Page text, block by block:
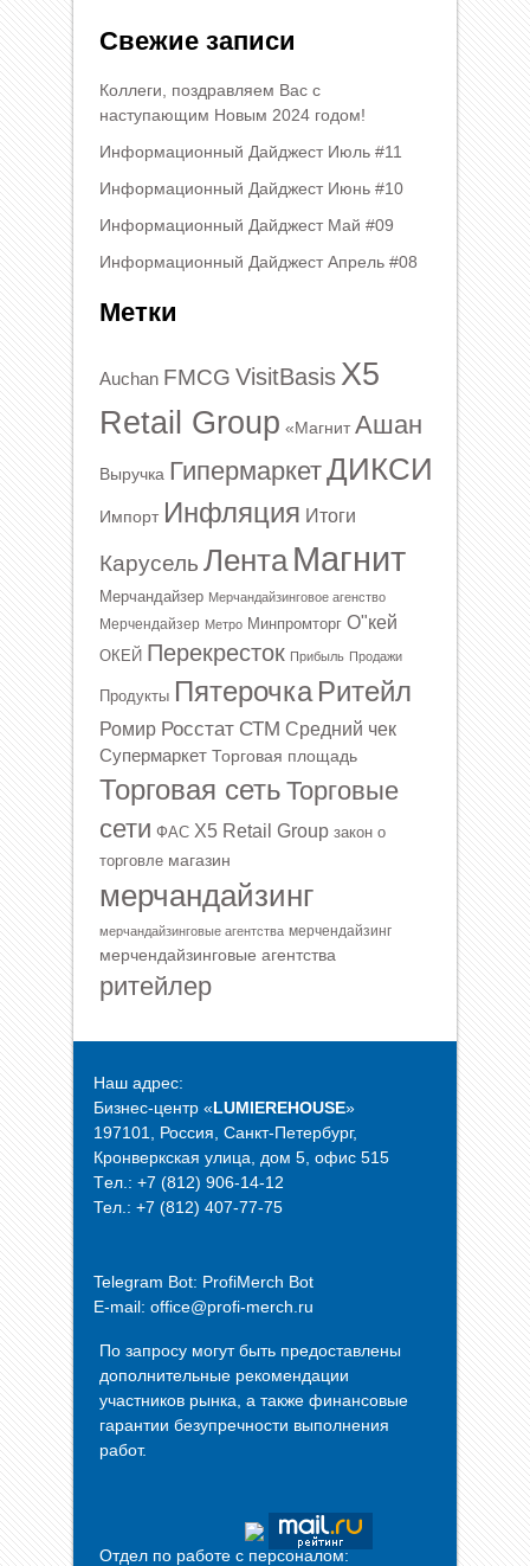
Свежие записи
Коллеги, поздравляем Вас с
наступающим Новым 2024 годом!
Информационный Дайджест Июль #11
Информационный Дайджест Июнь #10
Информационный Дайджест Май #09
Информационный Дайджест Апрель #08
Метки
Auchan FMCG VisitBasis X5
Retail Group «Магнит Ашан
Выручка ГипермаркетДИКСИ
Импорт Инфляция Итоги
Карусель Лента Магнит
Мерчандайзер Мерчандайзинговое агенство
Мерчендайзер Метро Минпромторг О"кей
ОКЕЙ Перекресток Прибыль Продажи
Продукты Пятерочка Ритейл
Ромир Росстат СТМ Средний чек
Супермаркет Торговая площадь
Торговая сеть Торговые
сети ФАС Х5 Retail Group закон о
торговле магазин
мерчандайзинг
мерчандайзинговые агентства мерчендайзинг
мерчендайзинговые агентства
ритейлер
Наш адрес:
Бизнес-центр «LUMIEREHOUSE»
197101, Россия, Санкт-Петербург,
Кронверкская улица, дом 5, офис 515
Tел.: +7 (812) 906-14-12
Тел.: +7 (812) 407-77-75
Telegram Bot: ProfiMerch Bot
E-mail: office@profi-merch.ru
По запросу могут быть предоставлены
дополнительные рекомендации
участников рынка, а также финансовые
гарантии безупречности выполнения
работ.
Отдел по работе с персоналом: